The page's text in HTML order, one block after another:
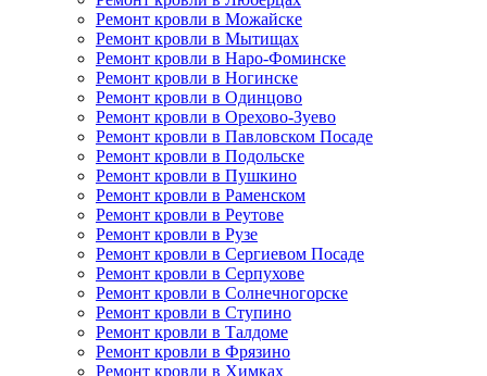
Ремонт кровли в Можайске
Ремонт кровли в Мытищах
Ремонт кровли в Наро-Фоминске
Ремонт кровли в Ногинске
Ремонт кровли в Одинцово
Ремонт кровли в Орехово-Зуево
Ремонт кровли в Павловском Посаде
Ремонт кровли в Подольске
Ремонт кровли в Пушкино
Ремонт кровли в Раменском
Ремонт кровли в Реутове
Ремонт кровли в Рузе
Ремонт кровли в Сергиевом Посаде
Ремонт кровли в Серпухове
Ремонт кровли в Солнечногорске
Ремонт кровли в Ступино
Ремонт кровли в Талдоме
Ремонт кровли в Фрязино
Ремонт кровли в Химках